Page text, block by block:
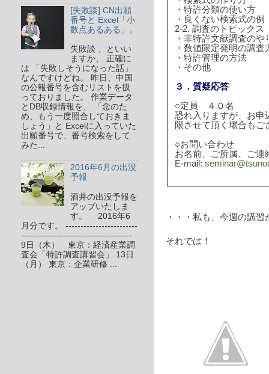
・特許分類の使い方
・良くない検索式の例
2-2. 調査のトピックス
・非特許文献調査のや
・数値限定発明の調査
・特許管理の方法
・その他
３．質疑応答
○定員 ４０名
恐れ入りますが、お申
限させて頂く場合もご
○お問い合わせ
お名前、ご所属、ご連
E-mail:
・・・私も、今週の講習
それでは！
[失敗談] CN出願
番号と Excel「小
数点あるある」。
失敗談 、といい
ますか、 正確に
は 「失敗しそうになった話」
なんですけどね。 昨日、中国
の公報番号を含むリストを扱
っておりました。 作業データ
とDB収録情報を、 「念のた
め、もう一度照合しておきま
しょう」と Excelに入っていた
出願番号で、番号検索をして
みた...
2016年6月の出没
予報
酒井の出没予報を
アップいたしま
す。 2016年6
月分です。 ------------------------
-------------------------------------
9日（木） 東京：経済産業調
査会「特許調査講習会」 13日
（月） 東京：企業研修 ...